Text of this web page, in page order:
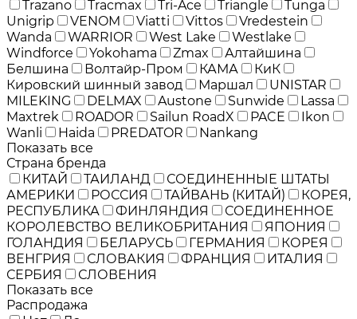
Trazano
Tracmax Tri-Ace Triangle
Tunga
Unigrip
VENOM Viatti Vittos
Vredestein
Wanda
WARRIOR West Lake
Westlake
Windforce
Yokohama Zmax
Алтайшина
Белшина
Волтайр-Пром КАМА
КиК
Кировский шинный завод
Маршал
UNISTAR
MILEKING
DELMAX Austone Sunwide
Lassa
Maxtrek
ROADOR Sailun RoadX PACE
Ikon
Wanli
Haida PREDATOR
Nankang
Показать все
Страна бренда
КИТАЙ
ТАИЛАНД
СОЕДИНЕННЫЕ ШТАТЫ
АМЕРИКИ
РОССИЯ ТАЙВАНЬ (КИТАЙ)
КОРЕЯ,
РЕСПУБЛИКА
ФИНЛЯНДИЯ
СОЕДИНЕННОЕ
КОРОЛЕВСТВО ВЕЛИКОБРИТАНИЯ
ЯПОНИЯ
ГОЛАНДИЯ
БЕЛАРУСЬ ГЕРМАНИЯ
КОРЕЯ
ВЕНГРИЯ
СЛОВАКИЯ ФРАНЦИЯ
ИТАЛИЯ
СЕРБИЯ
СЛОВЕНИЯ
Показать все
Распродажа